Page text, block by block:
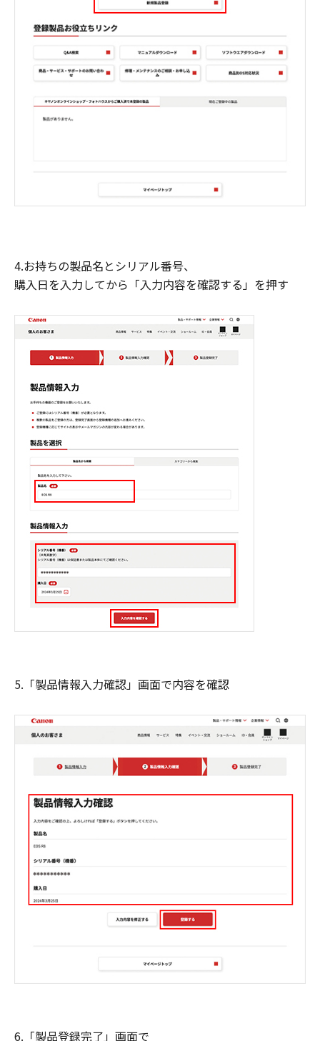
4.お持ちの製品名とシリアル番号、
購入日を入力してから「入力内容を確認する」を押す
5.「製品情報入力確認」画面で内容を確認
6.「製品登録完了」画面で